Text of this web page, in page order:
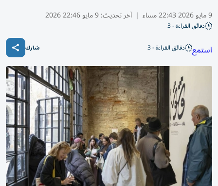
9 مايو 2026 22:43 مساء | آخر تحديث:9 مايو 22:46 2026
دقائق القراءة - 3
استمع دقائق القراءة - 3 شارك